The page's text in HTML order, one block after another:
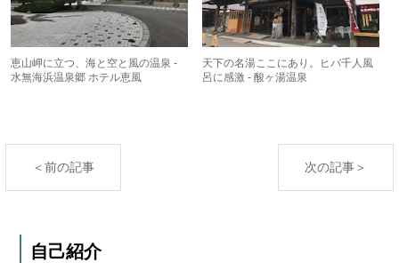
恵山岬に立つ、海と空と風の温泉 -
水無海浜温泉郷 ホテル恵風
天下の名湯ここにあり。ヒバ千人風
呂に感激 - 酸ヶ湯温泉
＜前の記事 次の記事＞
自己紹介